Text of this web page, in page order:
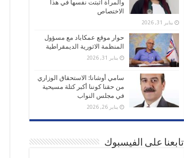
والمراة اثبتت نفسها في هذا
الاختصاص
يناير 31, 2026
حوار موقع عمكاباد مع مسؤول
المنظمة الاثورية الديمقراطية
يناير 31, 2026
سامي أوشانا: الاستحقاق الوزاري
من حقنا كوننا أكبر كتلة مسيحية
في مجلس النواب
يناير 26, 2026
تابعنا على الفيسبوك